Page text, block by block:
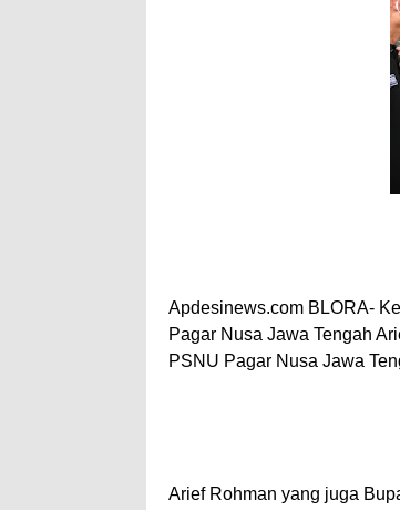
Apdesinews.com BLORA-
Pagar Nusa Jawa Tengah
PSNU Pagar Nusa Jawa
Arief Rohman yang juga